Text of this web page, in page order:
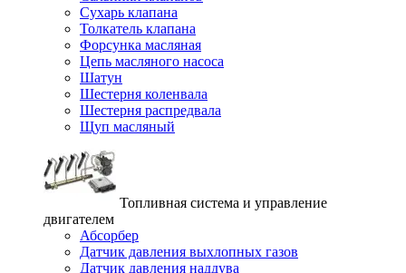
Сухарь клапана
Толкатель клапана
Форсунка масляная
Цепь масляного насоса
Шатун
Шестерня коленвала
Шестерня распредвала
Щуп масляный
Топливная система и управление
двигателем
Абсорбер
Датчик давления выхлопных газов
Датчик давления наддува